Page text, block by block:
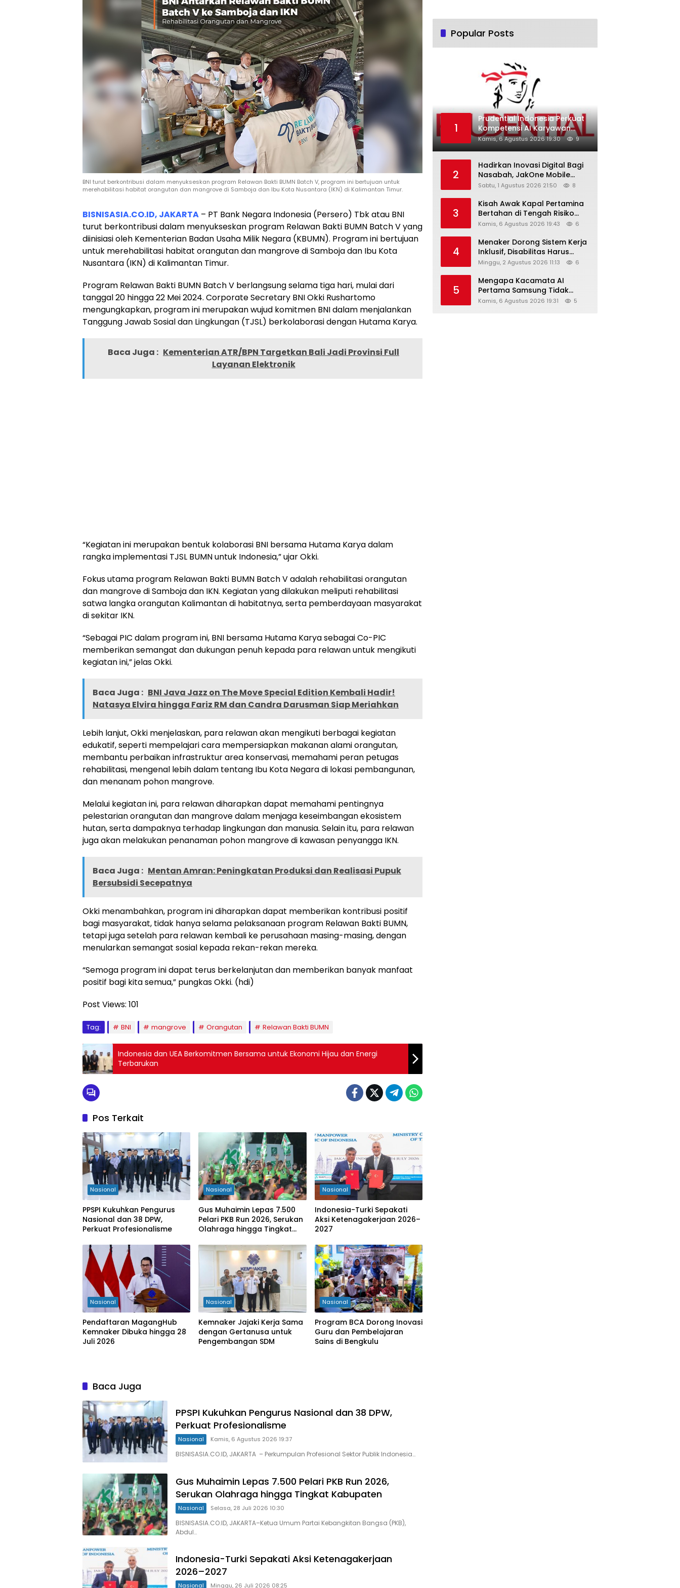
BNI turut berkontribusi dalam menyukseskan program Relawan Bakti BUMN Batch V, program ini bertujuan untuk
merehabilitasi habitat orangutan dan mangrove di Samboja dan Ibu Kota Nusantara (IKN) di Kalimantan Timur.
BISNISASIA.CO.ID, JAKARTA – PT Bank Negara Indonesia (Persero) Tbk atau BNI
turut berkontribusi dalam menyukseskan program Relawan Bakti BUMN Batch V yang
diinisiasi oleh Kementerian Badan Usaha Milik Negara (KBUMN). Program ini bertujuan
untuk merehabilitasi habitat orangutan dan mangrove di Samboja dan Ibu Kota
Nusantara (IKN) di Kalimantan Timur.
Program Relawan Bakti BUMN Batch V berlangsung selama tiga hari, mulai dari
tanggal 20 hingga 22 Mei 2024. Corporate Secretary BNI Okki Rushartomo
mengungkapkan, program ini merupakan wujud komitmen BNI dalam menjalankan
Tanggung Jawab Sosial dan Lingkungan (TJSL) berkolaborasi dengan Hutama Karya.
Baca Juga : Kementerian ATR/BPN Targetkan Bali Jadi Provinsi Full
Layanan Elektronik
“Kegiatan ini merupakan bentuk kolaborasi BNI bersama Hutama Karya dalam
rangka implementasi TJSL BUMN untuk Indonesia,” ujar Okki.
Fokus utama program Relawan Bakti BUMN Batch V adalah rehabilitasi orangutan
dan mangrove di Samboja dan IKN. Kegiatan yang dilakukan meliputi rehabilitasi
satwa langka orangutan Kalimantan di habitatnya, serta pemberdayaan masyarakat
di sekitar IKN.
“Sebagai PIC dalam program ini, BNI bersama Hutama Karya sebagai Co-PIC
memberikan semangat dan dukungan penuh kepada para relawan untuk mengikuti
kegiatan ini,” jelas Okki.
Baca Juga : BNI Java Jazz on The Move Special Edition Kembali Hadir!
Natasya Elvira hingga Fariz RM dan Candra Darusman Siap Meriahkan
Lebih lanjut, Okki menjelaskan, para relawan akan mengikuti berbagai kegiatan
edukatif, seperti mempelajari cara mempersiapkan makanan alami orangutan,
membantu perbaikan infrastruktur area konservasi, memahami peran petugas
rehabilitasi, mengenal lebih dalam tentang Ibu Kota Negara di lokasi pembangunan,
dan menanam pohon mangrove.
Melalui kegiatan ini, para relawan diharapkan dapat memahami pentingnya
pelestarian orangutan dan mangrove dalam menjaga keseimbangan ekosistem
hutan, serta dampaknya terhadap lingkungan dan manusia. Selain itu, para relawan
juga akan melakukan penanaman pohon mangrove di kawasan penyangga IKN.
Baca Juga : Mentan Amran: Peningkatan Produksi dan Realisasi Pupuk
Bersubsidi Secepatnya
Okki menambahkan, program ini diharapkan dapat memberikan kontribusi positif
bagi masyarakat, tidak hanya selama pelaksanaan program Relawan Bakti BUMN,
tetapi juga setelah para relawan kembali ke perusahaan masing-masing, dengan
menularkan semangat sosial kepada rekan-rekan mereka.
“Semoga program ini dapat terus berkelanjutan dan memberikan banyak manfaat
positif bagi kita semua,” pungkas Okki. (hdi)
Post Views: 101
Tag: BNI mangrove Orangutan Relawan Bakti BUMN
Indonesia dan UEA Berkomitmen Bersama untuk Ekonomi Hijau dan Energi
Terbarukan
Pos Terkait
Nasional
PPSPI Kukuhkan Pengurus
Nasional dan 38 DPW,
Perkuat Profesionalisme
Nasional
Gus Muhaimin Lepas 7.500
Pelari PKB Run 2026, Serukan
Olahraga hingga Tingkat
Nasional
Indonesia-Turki Sepakati
Aksi Ketenagakerjaan 2026–
2027
Nasional
Pendaftaran MagangHub
Kemnaker Dibuka hingga 28
Juli 2026
Nasional
Kemnaker Jajaki Kerja Sama
dengan Gertanusa untuk
Pengembangan SDM
Nasional
Program BCA Dorong Inovasi
Guru dan Pembelajaran
Sains di Bengkulu
Baca Juga
PPSPI Kukuhkan Pengurus Nasional dan 38 DPW,
Perkuat Profesionalisme
Nasional Kamis, 6 Agustus 2026 19:37
BISNISASIA.CO.ID, JAKARTA – Perkumpulan Profesional Sektor Publik Indonesia…
Gus Muhaimin Lepas 7.500 Pelari PKB Run 2026,
Serukan Olahraga hingga Tingkat Kabupaten
Nasional Selasa, 28 Juli 2026 10:30
BISNISASIA.CO.ID, JAKARTA–Ketua Umum Partai Kebangkitan Bangsa (PKB),
Abdul…
Indonesia-Turki Sepakati Aksi Ketenagakerjaan
2026–2027
Nasional Minggu, 26 Juli 2026 08:25
Popular Posts
1
Prudential Indonesia Perkuat
Kompetensi AI Karyawan
Lewat AI Week
Kamis, 6 Agustus 2026 19:30 9
2
Hadirkan Inovasi Digital Bagi
Nasabah, JakOne Mobile
Antar Bank Jakarta Sukses
Awards 2026
Sabtu, 1 Agustus 2026 21:50 8
3
Kisah Awak Kapal Pertamina
Bertahan di Tengah Risiko
Pelayaran Selat Hormuz
Kamis, 6 Agustus 2026 19:43 6
4
Menaker Dorong Sistem Kerja
Inklusif, Disabilitas Harus
Dapat Kesempatan Setara
Minggu, 2 Agustus 2026 11:13 6
5
Mengapa Kacamata AI
Pertama Samsung Tidak
Dibekali Layar?
Kamis, 6 Agustus 2026 19:31 5